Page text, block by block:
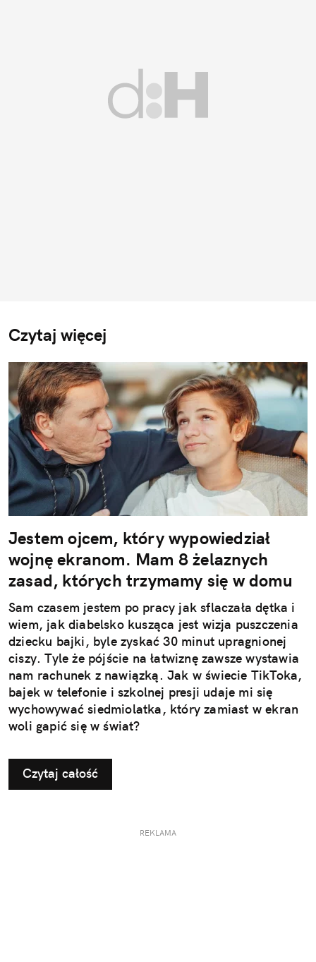
Czytaj więcej
Jestem ojcem, który wypowiedział
wojnę ekranom. Mam 8 żelaznych
zasad, których trzymamy się w domu
Sam czasem jestem po pracy jak sflaczała dętka i
wiem, jak diabelsko kusząca jest wizja puszczenia
dziecku bajki, byle zyskać 30 minut upragnionej
ciszy. Tyle że pójście na łatwiznę zawsze wystawia
nam rachunek z nawiązką. Jak w świecie TikToka,
bajek w telefonie i szkolnej presji udaje mi się
wychowywać siedmiolatka, który zamiast w ekran
woli gapić się w świat?
Czytaj całość
REKLAMA